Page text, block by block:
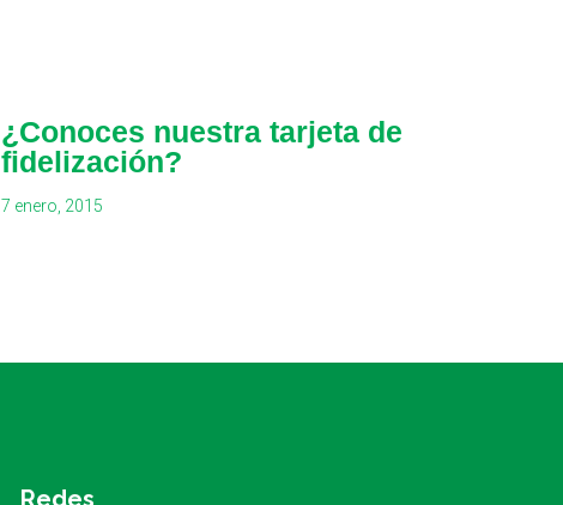
¿Conoces nuestra tarjeta de
fidelización?
7 enero, 2015
Redes